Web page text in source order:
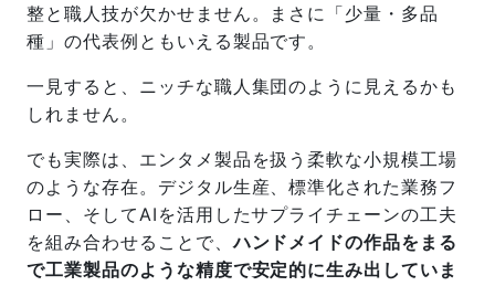
整と職人技が欠かせません。まさに「少量・多品
種」の代表例ともいえる製品です。
一見すると、ニッチな職人集団のように見えるかも
しれません。
でも実際は、エンタメ製品を扱う柔軟な小規模工場
のような存在。デジタル生産、標準化された業務フ
ロー、そしてAIを活用したサプライチェーンの工夫
を組み合わせることで、ハンドメイドの作品をまる
で工業製品のような精度で安定的に生み出していま